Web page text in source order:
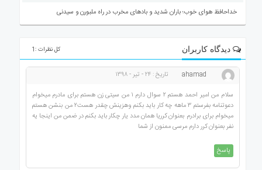
خداحافظ هوای خوب؛ باران شدید و بادهای مخرب در راه ملبورن و سیدنی
دیدگاه کاربران کل نظرات :1
ahamad
تاریخ : ۲۴ - تیر - ۱۳۹۸
سلام من امیر احمد هستم ۲ سوال دارم ۱ من سیتی زن هستم برای مادرم میخوام
دعوتنامه بفرستم ۳ ماهه چه کار باید بکنم وهزینش چقدر هست۲ من بنشن هستم
میخوام برای برادرم بعنوان کرریا همان مدد یار چکار باید بکنم در ضمن من اینجا یه
نفر بعنوان کرر دارم مرسی ممنون از شما
پاسخ